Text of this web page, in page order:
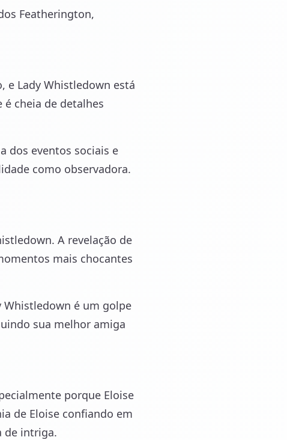
Featherington,
e Lady Whistledown está
cheia de detalhes
dos eventos sociais e
como observadora.
A revelação de
mais chocantes
Whistledown é um golpe
sua melhor amiga
porque Eloise
de Eloise confiando em
de intriga.